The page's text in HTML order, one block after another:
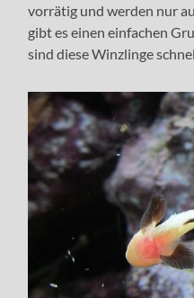
vorrätig und werden nur
gibt es einen einfachen
sind diese Winzlinge